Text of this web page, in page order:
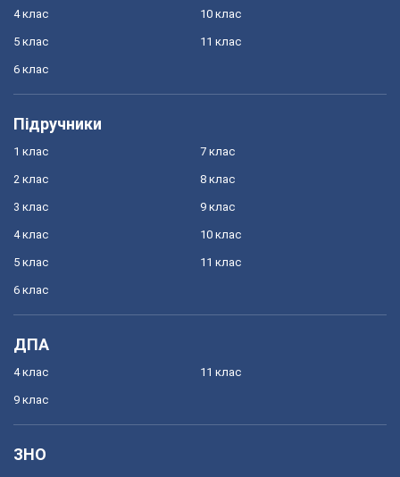
4 клас
5 клас
6 клас
10 клас
11 клас
Підручники
1 клас
2 клас
3 клас
4 клас
5 клас
6 клас
7 клас
8 клас
9 клас
10 клас
11 клас
ДПА
4 клас
9 клас
11 клас
ЗНО